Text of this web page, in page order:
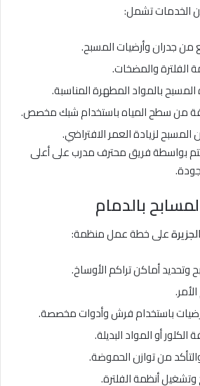
الخدمات تشمل:
من جدران وأرضيات المسبح.
والمضخات.
بالمواد المطهرة المناسبة.
من سطح المياه باستخدام شبك مخصص.
المسبح لزيادة العمر الافتراضي.
بواسطة فريق محترف مدرب على أعلى
بالدمام
على خطة عمل منظمة:
أماكن تراكم الأوساخ.
باستخدام فرش وأدوات مخصصة.
أو المواد البديلة.
من توازن الحموضة.
أنظمة الفلترة.